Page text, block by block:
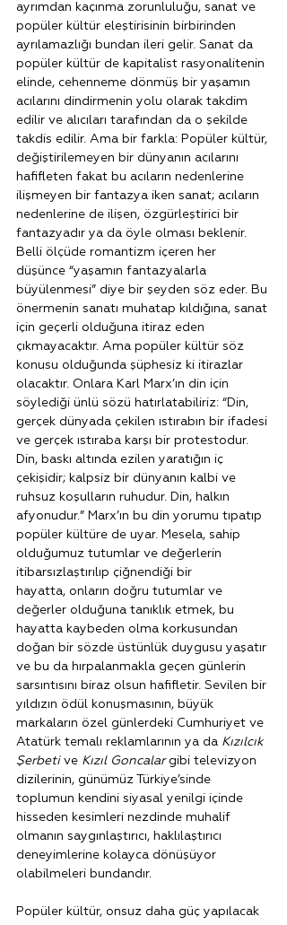
ayrımdan kaçınma zorunluluğu, sanat ve
popüler kültür eleştirisinin birbirinden
ayrılamazlığı bundan ileri gelir. Sanat da
popüler kültür de kapitalist rasyonalitenin
elinde, cehenneme dönmüş bir yaşamın
acılarını dindirmenin yolu olarak takdim
edilir ve alıcıları tarafından da o şekilde
takdis edilir. Ama bir farkla: Popüler kültür,
değiştirilemeyen bir dünyanın acılarını
hafifleten fakat bu acıların nedenlerine
ilişmeyen bir fantazya iken sanat; acıların
nedenlerine de ilişen, özgürleştirici bir
fantazyadır ya da öyle olması beklenir.
Belli ölçüde romantizm içeren her
düşünce “yaşamın fantazyalarla
büyülenmesi” diye bir şeyden söz eder. Bu
önermenin sanatı muhatap kıldığına, sanat
için geçerli olduğuna itiraz eden
çıkmayacaktır. Ama popüler kültür söz
konusu olduğunda şüphesiz ki itirazlar
olacaktır. Onlara Karl Marx’ın din için
söylediği ünlü sözü hatırlatabiliriz: “Din,
gerçek dünyada çekilen ıstırabın bir ifadesi
ve gerçek ıstıraba karşı bir protestodur.
Din, baskı altında ezilen yaratığın iç
çekişidir; kalpsiz bir dünyanın kalbi ve
ruhsuz koşulların ruhudur. Din, halkın
afyonudur.” Marx’ın bu din yorumu tıpatıp
popüler kültüre de uyar. Mesela, sahip
olduğumuz tutumlar ve değerlerin
itibarsızlaştırılıp çiğnendiği bir
hayatta, onların doğru tutumlar ve
değerler olduğuna tanıklık etmek, bu
hayatta kaybeden olma korkusundan
doğan bir sözde üstünlük duygusu yaşatır
ve bu da hırpalanmakla geçen günlerin
sarsıntısını biraz olsun hafifletir. Sevilen bir
yıldızın ödül konuşmasının, büyük
markaların özel günlerdeki Cumhuriyet ve
Atatürk temalı reklamlarının ya da Kızılcık
Şerbeti ve Kızıl Goncalar gibi televizyon
dizilerinin, günümüz Türkiye’sinde
toplumun kendini siyasal yenilgi içinde
hisseden kesimleri nezdinde muhalif
olmanın saygınlaştırıcı, haklılaştırıcı
deneyimlerine kolayca dönüşüyor
olabilmeleri bundandır.
Popüler kültür, onsuz daha güç yapılacak